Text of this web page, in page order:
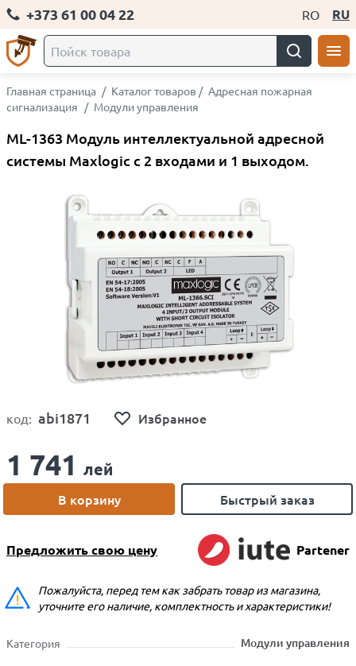
+373 61 00 04 22 RO RU
Главная страница / Каталог товаров / Адресная пожарная
сигнализация / Модули управления
ML-1363 Модуль интеллектуальной адресной
системы Maxlogic с 2 входами и 1 выходом.
код: abi1871 Избранное
1 741 лей
В корзину Быстрый заказ
Предложить свою цену Partener
Пожалуйста, перед тем как забрать товар из магазина,
уточните его наличие, комплектность и характеристики!
Категория Модули управления